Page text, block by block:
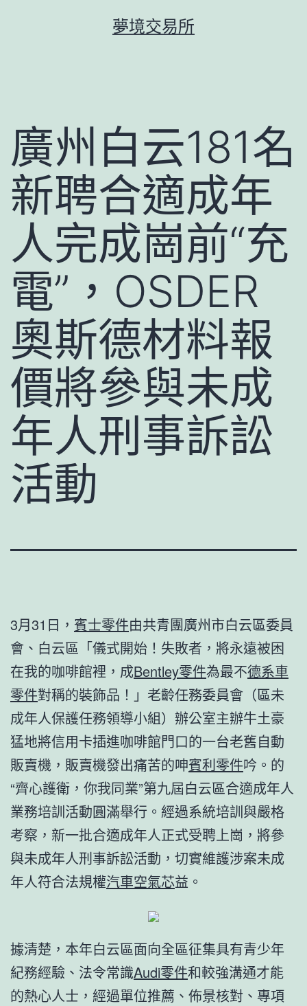
夢境交易所
廣州白云181名
新聘合適成年
人完成崗前“充
電”，OSDER
奧斯德材料報
價將參與未成
年人刑事訴訟
活動
3月31日， 賓士零件由共青團廣州市白云區委員
會、白云區「儀式開始！失敗者，將永遠被困
在我的咖啡館裡，成Bentley零件為最不德系車
零件對稱的裝飾品！」老齡任務委員會（區未
成年人保護任務領導小組）辦公室主辦牛土豪
猛地將信用卡插進咖啡館門口的一台老舊自動
販賣機，販賣機發出痛苦的呻賓利零件吟。的
“齊心護衛，你我同業”第九屆白云區合適成年人
業務培訓活動圓滿舉行。經過系統培訓與嚴格
考察，新一批合適成年人正式受聘上崗，將參
與未成年人刑事訴訟活動，切實維護涉案未成
年人符合法規權汽車空氣芯益。
據清楚，本年白云區面向全區征集具有青少年
紀務經驗、法令常識Audi零件和較強溝通才能
的熱心人士，經過單位推薦、佈景核對、專項